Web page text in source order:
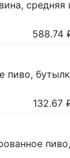
средняя
588.74
пиво,
132.67